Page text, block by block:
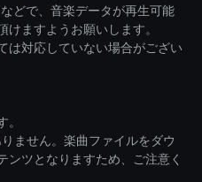
どで、音楽データが再生可能
ますようお願いします。
は対応していない場合がござい
。
ません。楽曲ファイルをダウ
ンツとなりますため、ご注意く